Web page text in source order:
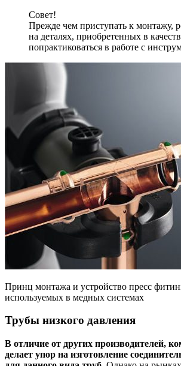
Совет!
Прежде чем приступать к монтажу,
на деталях, приобретенных в
попрактиковаться в работе с
Принц монтажа и устройство пресс
используемых в медных системах
Трубы низкого давления
В отличие от других производителей,
делает упор на изготовление